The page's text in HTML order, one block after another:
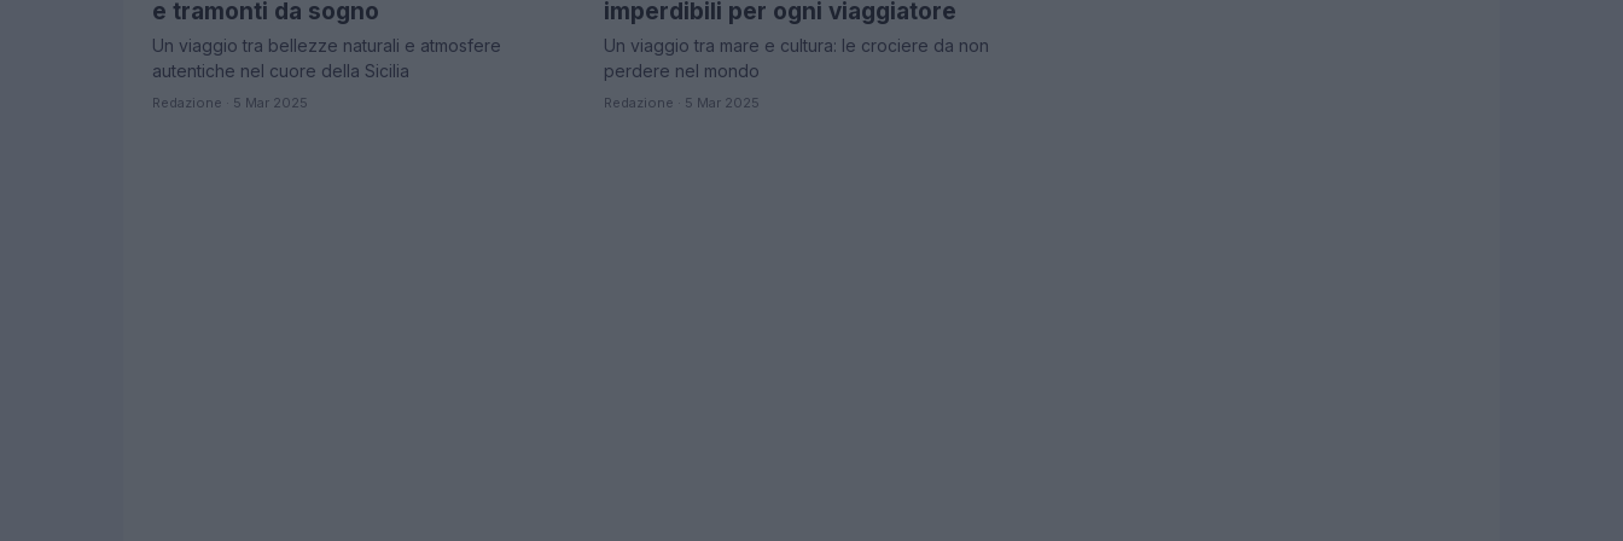
e tramonti da sogno
Un viaggio tra bellezze naturali e atmosfere
autentiche nel cuore della Sicilia
Redazione · 5 Mar 2025
imperdibili per ogni viaggiatore
Un viaggio tra mare e cultura: le crociere da non
perdere nel mondo
Redazione · 5 Mar 2025